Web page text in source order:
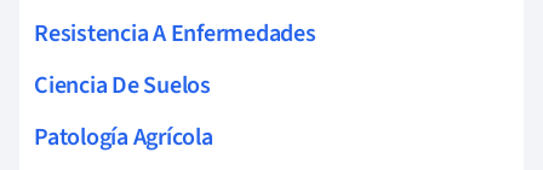
Resistencia A Enfermedades
Ciencia De Suelos
Patología Agrícola